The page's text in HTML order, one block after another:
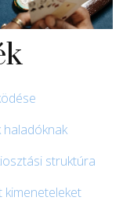
struktúra
kimeneteleket